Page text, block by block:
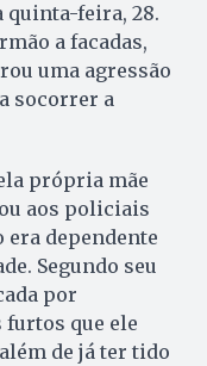
feira, 28.
a facadas,
uma agressão
socorrer a
própria mãe
aos policiais
dependente
Segundo seu
por
furtos que ele
de já ter tido